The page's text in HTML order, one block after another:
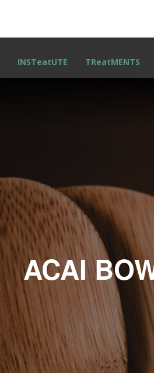
INSTeatUTE TReatMENTS
ACAI